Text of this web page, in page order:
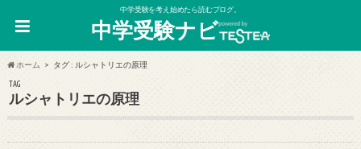
中学受験を考え始めたら読むブログ。
中学受験ナビ
ホーム タグ : ルシャトリエの原理
TAG
ルシャトリエの原理